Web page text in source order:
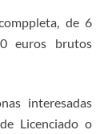
de 6
euros brutos
interesadas
Licenciado o